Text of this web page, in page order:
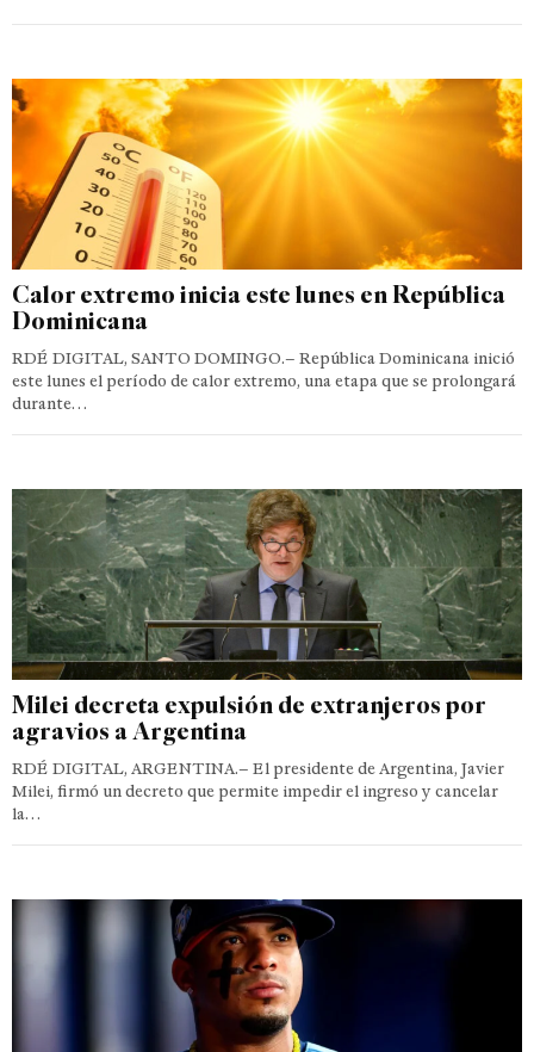
Calor extremo inicia este lunes en República
Dominicana
RDÉ DIGITAL, SANTO DOMINGO.– República Dominicana inició
este lunes el período de calor extremo, una etapa que se prolongará
durante…
Milei decreta expulsión de extranjeros por
agravios a Argentina
RDÉ DIGITAL, ARGENTINA.– El presidente de Argentina, Javier
Milei, firmó un decreto que permite impedir el ingreso y cancelar
la…